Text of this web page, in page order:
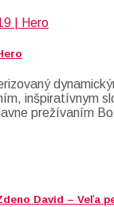
inšpiratívnym
prežívaním
David – Veľa